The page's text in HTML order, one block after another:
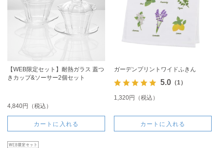
【WEB限定セット】耐熱ガラス 蓋つ
きカップ&ソーサー2個セット
4,840円（税込）
カートに入れる
ガーデンプリントワイドふきん
5.0（1）
1,320円（税込）
カートに入れる